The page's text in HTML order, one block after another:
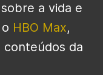
a vida e
HBO Max,
da